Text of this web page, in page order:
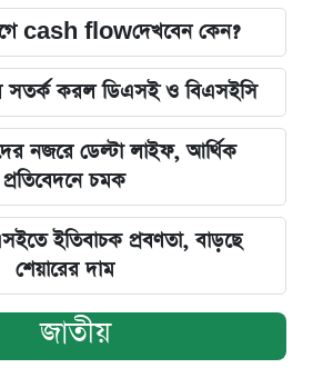
cash flowদেখবেন কেন?
সতর্ক করল ডিএসই ও বিএসইসি
নজরে ডেল্টা লাইফ, আর্থিক
প্রতিবেদনে চমক
ইতিবাচক প্রবণতা, বাড়ছে
শেয়ারের দাম
জাতীয়